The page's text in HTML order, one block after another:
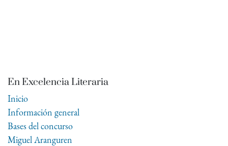
En Excelencia Literaria
Inicio
Información general
Bases del concurso
Miguel Aranguren